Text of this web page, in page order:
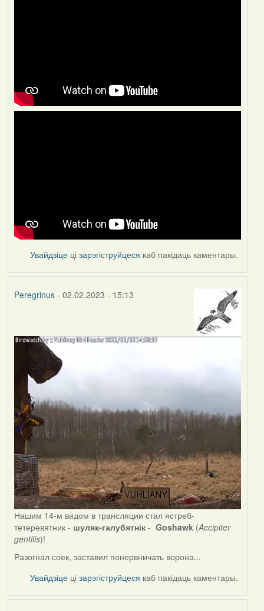
Увайдзіце цізарэгіструйцеся каб пакідаць каментары.
Peregrinus- 02.02.2023 - 15:13
Нашим 14-м видом в трансляции стал ястреб-
тетеревятник - шуляк-галубятнік- Goshawk (Accipiter
gentilis)!
Разогнал соек, заставил понервничать ворона...
Увайдзіце цізарэгіструйцеся каб пакідаць каментары.